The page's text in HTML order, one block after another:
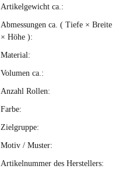
Produkteigenschaft
Wert
Artikelgewicht ca.:
Abmessungen ca. ( Tiefe × Breite
× Höhe ):
Material:
Volumen ca.:
Anzahl Rollen:
Farbe:
Zielgruppe:
Motiv / Muster:
Artikelnummer des Herstellers: